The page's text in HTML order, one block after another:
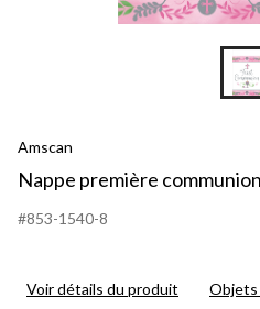
Amscan
Nappe première
#853-1540-8
Voir détails du produit Objets